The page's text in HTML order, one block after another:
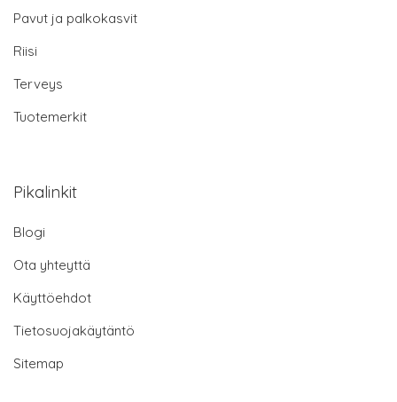
Pavut ja palkokasvit
Riisi
Terveys
Tuotemerkit
Pikalinkit
Blogi
Ota yhteyttä
Käyttöehdot
Tietosuojakäytäntö
Sitemap